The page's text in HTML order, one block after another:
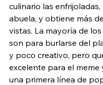
culinario las
abuela, y obtiene más
vistas. La mayoría de
son para burlarse del
y poco creativo, pero
excelente para el
una primera línea de